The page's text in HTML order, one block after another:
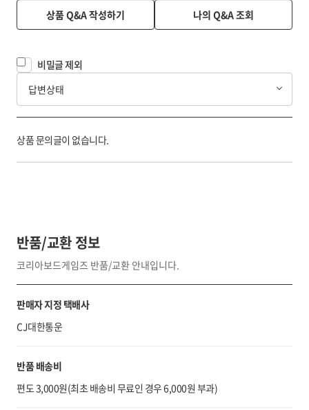
상품 Q&A 작성하기 나의 Q&A 조회
비밀글 제외
답변상태
상품 문의글이 없습니다.
반품/교환 정보
코리아보드게임즈 반품/교환 안내입니다.
판매자 지정 택배사
CJ대한통운
반품 배송비
편도 3,000원(최초 배송비 무료인 경우 6,000원 부과)